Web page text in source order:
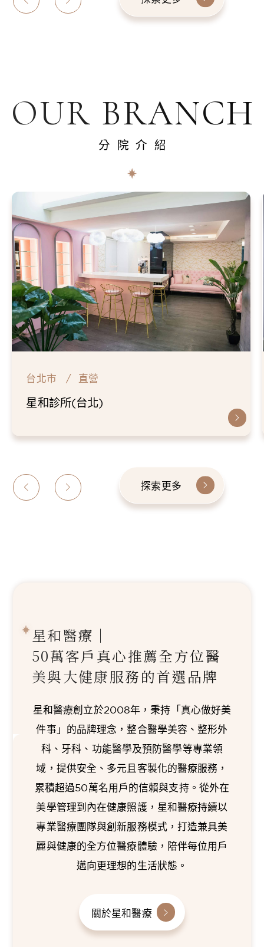
OUR BRANCH
分院介紹
台北市 直營
星和診所(台北)
探索更多
星和醫療｜
50萬客戶真心推薦全方位醫
美與大健康服務的首選品牌
星和醫療創立於2008年，秉持「真心做好美
件事」的品牌理念，整合醫學美容、整形外
科、牙科、功能醫學及預防醫學等專業領
域，提供安全、多元且客製化的醫療服務，
累積超過50萬名用戶的信賴與支持。從外在
美學管理到內在健康照護，星和醫療持續以
專業醫療團隊與創新服務模式，打造兼具美
麗與健康的全方位醫療體驗，陪伴每位用戶
邁向更理想的生活狀態。
關於星和醫療